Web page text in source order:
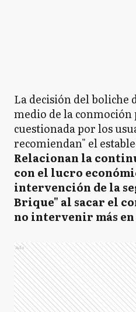
La decisión del boliche
medio de la
cuestionada por los
recomiendan" el
Relacionan la
con el lucro
intervención de la
Brique" al sacar el
no intervenir más en
Ads